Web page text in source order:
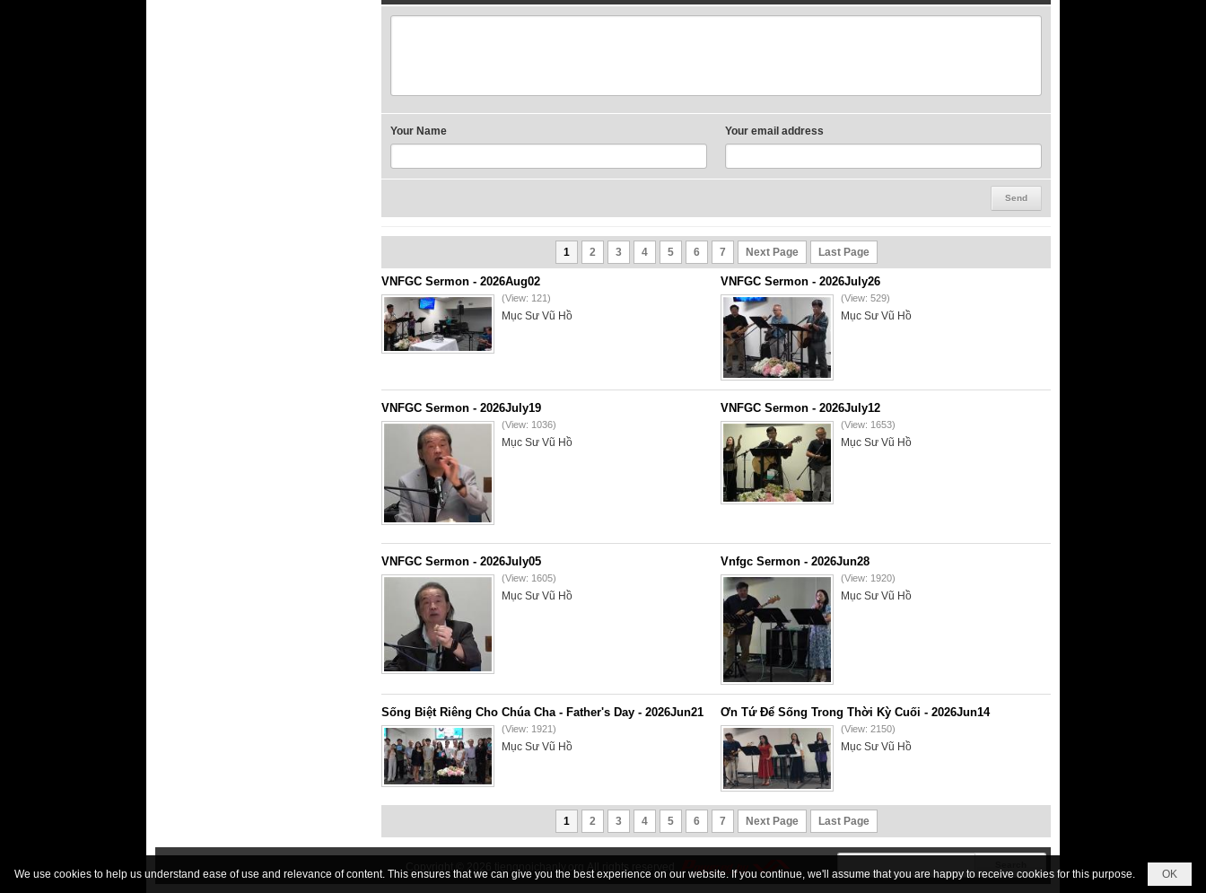
Your Name Your email address
1 2 3 4 5 6 7 Next Page Last Page
VNFGC Sermon - 2026Aug02
(View: 121)
Mục Sư Vũ Hồ
VNFGC Sermon - 2026July26
(View: 529)
Mục Sư Vũ Hồ
VNFGC Sermon - 2026July19
(View: 1036)
Mục Sư Vũ Hồ
VNFGC Sermon - 2026July12
(View: 1653)
Mục Sư Vũ Hồ
VNFGC Sermon - 2026July05
(View: 1605)
Mục Sư Vũ Hồ
Vnfgc Sermon - 2026Jun28
(View: 1920)
Mục Sư Vũ Hồ
Sống Biệt Riêng Cho Chúa Cha - Father's Day - 2026Jun21
(View: 1921)
Mục Sư Vũ Hồ
Ơn Tứ Để Sống Trong Thời Kỳ Cuối - 2026Jun14
(View: 2150)
Mục Sư Vũ Hồ
1 2 3 4 5 6 7 Next Page Last Page
Copyright © 2026 tiengnoichanly.org All rights reserved
OK
We use cookies to help us understand ease of use and relevance of content. This ensures that we can give you the best experience on our website. If you continue, we'll assume that you are happy to receive cookies for this purpose.